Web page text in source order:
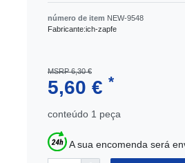
número de item NEW-9548
Fabricante:ich-zapfe
MSRP 6,30 €
5,60 € *
conteúdo 1 peça
A sua encomenda será